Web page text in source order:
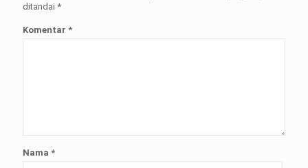
ditandai *
Komentar *
Nama *